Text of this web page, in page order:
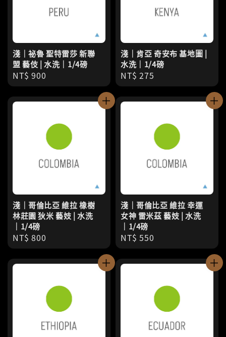
淺｜祕魯 聖特雷莎 新聯
盟 藝伎 | 水洗｜1/4磅
Regular
price
NT$ 900
淺｜肯亞 奇安布 基地圖 |
水洗｜1/4磅
Regular
price
NT$ 275
淺｜哥倫比亞 維拉 橡樹
林莊園 狄米 藝妓 | 水洗
｜1/4磅
Regular
price
NT$ 800
淺｜哥倫比亞 維拉 幸運
女神 雷米茲 藝妓 | 水洗
｜1/4磅
Regular
price
NT$ 550